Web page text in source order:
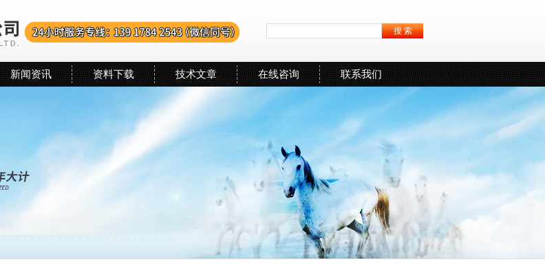
新闻资讯 资料下载 技术文章 在线咨询 联系我们